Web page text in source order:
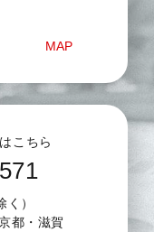
MAP
こちら
）
都・滋賀